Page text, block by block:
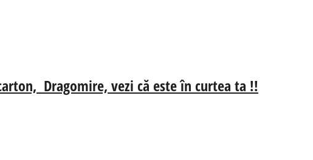
Dragomire, vezi că este în curtea ta !!